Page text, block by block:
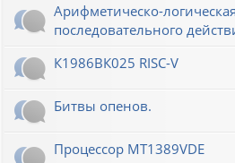
Арифметическо-
последовательного
К1986ВК025 RISC-V
Битвы опенов.
Процессор MT1389VDE